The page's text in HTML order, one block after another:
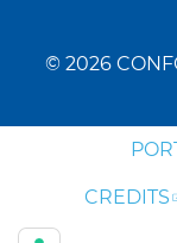
© 2026
CREDITS